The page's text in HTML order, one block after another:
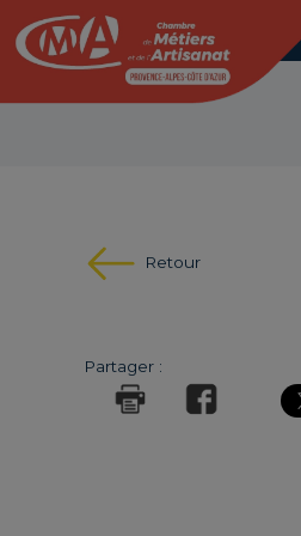
Retour
Partager :
Panneau de gestion des cookies